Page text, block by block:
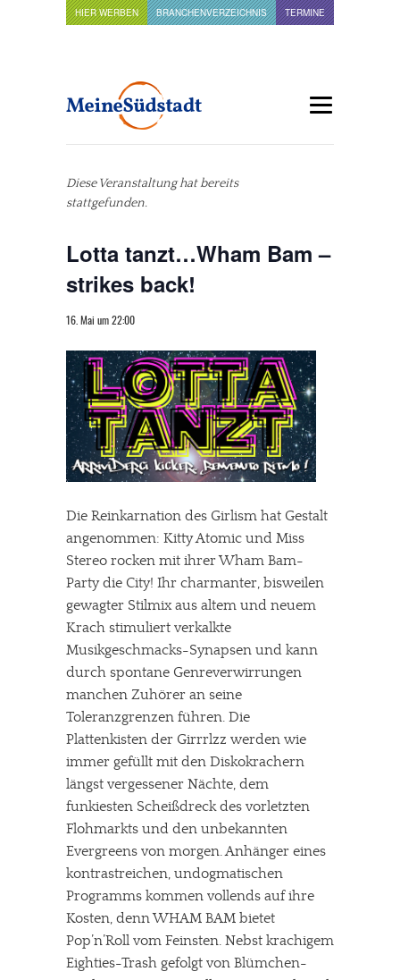
HIER WERBEN BRANCHENVERZEICHNIS TERMINE
Diese Veranstaltung hat bereits
stattgefunden.
Lotta tanzt…Wham Bam –
strikes back!
16. Mai um 22:00
Die Reinkarnation des Girlism hat Gestalt
angenommen: Kitty Atomic und Miss
Stereo rocken mit ihrer Wham Bam-
Party die City! Ihr charmanter, bisweilen
gewagter Stilmix aus altem und neuem
Krach stimuliert verkalkte
Musikgeschmacks-Synapsen und kann
durch spontane Genreverwirrungen
manchen Zuhörer an seine
Toleranzgrenzen führen. Die
Plattenkisten der Girrrlzz werden wie
immer gefüllt mit den Diskokrachern
längst vergessener Nächte, dem
funkiesten Scheißdreck des vorletzten
Flohmarkts und den unbekannten
Evergreens von morgen. Anhänger eines
kontrastreichen, undogmatischen
Programms kommen vollends auf ihre
Kosten, denn WHAM BAM bietet
Pop’n’Roll vom Feinsten. Nebst krachigem
Eighties-Trash gefolgt von Blümchen-